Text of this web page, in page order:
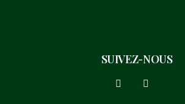
SUIVEZ-NOUS